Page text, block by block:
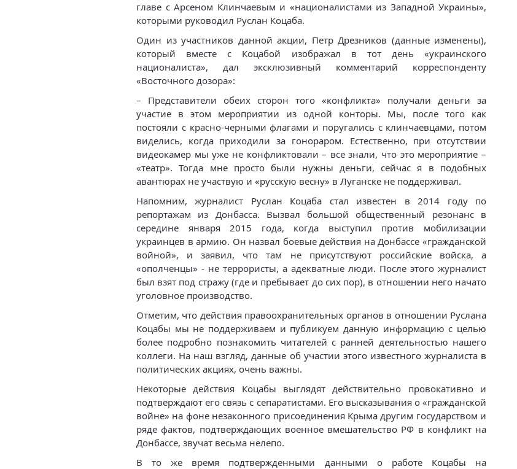
главе с Арсеном Клинчаевым и «националистами из Западной Украины»,
которыми руководил Руслан Коцаба.
Один из участников данной акции, Петр Дрезников (данные изменены),
который вместе с Коцабой изображал в тот день «украинского
националиста», дал эксклюзивный комментарий корреспонденту
«Восточного дозора»:
– Представители обеих сторон того «конфликта» получали деньги за
участие в этом мероприятии из одной конторы. Мы, после того как
постояли с красно-черными флагами и поругались с клинчаевцами, потом
виделись, когда приходили за гонораром. Естественно, при отсутствии
видеокамер мы уже не конфликтовали – все знали, что это мероприятие –
«театр». Тогда мне просто были нужны деньги, сейчас я в подобных
авантюрах не участвую и «русскую весну» в Луганске не поддерживал.
Напомним, журналист Руслан Коцаба стал известен в 2014 году по
репортажам из Донбасса. Вызвал большой общественный резонанс в
середине января 2015 года, когда выступил против мобилизации
украинцев в армию. Он назвал боевые действия на Донбассе «гражданской
войной», и заявил, что там не присутствуют российские войска, а
«ополченцы» - не террористы, а адекватные люди. После этого журналист
был взят под стражу (где и пребывает до сих пор), в отношении него начато
уголовное производство.
Отметим, что действия правоохранительных органов в отношении Руслана
Коцабы мы не поддерживаем и публикуем данную информацию с целью
более подробно познакомить читателей с ранней деятельностью нашего
коллеги. На наш взгляд, данные об участии этого известного журналиста в
политических акциях, очень важны.
Некоторые действия Коцабы выглядят действительно провокативно и
подтверждают его связь с сепаратистами. Его высказывания о «гражданской
войне» на фоне незаконного присоединения Крыма другим государством и
ряде фактов, подтверждающих военное вмешательство РФ в конфликт на
Донбассе, звучат весьма нелепо.
В то же время подтвержденными данными о работе Коцабы на